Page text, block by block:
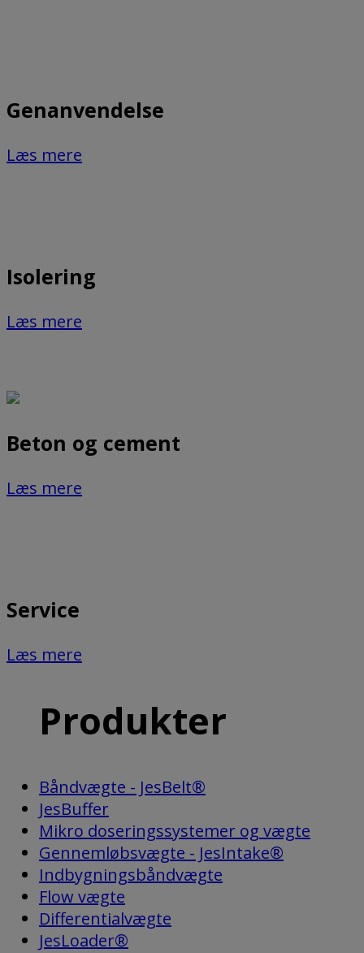
Genanvendelse
Læs mere
Isolering
Læs mere
Beton og cement
Læs mere
Service
Læs mere
Produkter
Båndvægte - JesBelt®
JesBuffer
Mikro doseringssystemer og vægte
Gennemløbsvægte - JesIntake®
Indbygningsbåndvægte
Flow vægte
Differentialvægte
JesLoader®